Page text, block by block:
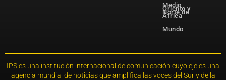
Medio
Oriente y
Norte de
África
Mundo
IPS es una institución internacional de comunicación cuyo eje es una
agencia mundial de noticias que amplifica las voces del Sur y de la